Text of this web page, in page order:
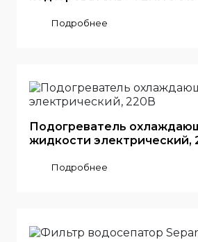
Подробнее
Подогреватель
жидкости электрический,
Подробнее